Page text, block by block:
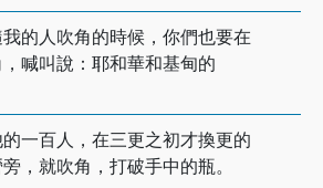
的人吹角的時候，你們也要在
喊叫說：耶和華和基甸的
一百人，在三更之初才換更的
，就吹角，打破手中的瓶。